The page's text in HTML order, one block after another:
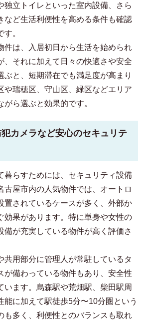
独立トイレといった室内設備、さら
など生活利便性を高める条件も確認
。
件は、入居初日から生活を始められ
、それに加えて日々の快適さや安全
ぶと、短期滞在でも満足度が高まり
や瑞穂区、守山区、緑区などエリア
ら選ぶと効果的です。
カメラなど安心のセキュリテ
暮らすためには、セキュリティ設備
古屋市内の人気物件では、オートロ
置されているケースが多く、外部か
効果があります。特に単身や女性の
備が充実している物件が高く評価さ
共用部分に管理人が常駐しているタ
が備わっている物件もあり、安全性
います。烏森駅や荒畑駅、柴田駅周
能に加えて駅徒歩5分〜10分圏という
も多く、利便性とのバランスも取れ